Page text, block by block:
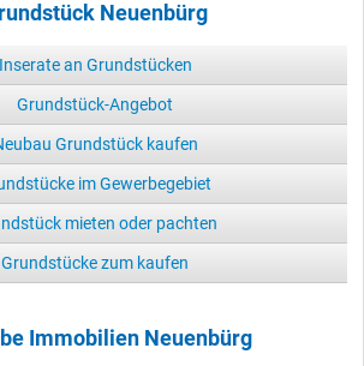
Neuenbürg
Inserate an Grundstücken
Grundstück-Angebot
Grundstück kaufen
im Gewerbegebiet
mieten oder pachten
Grundstücke zum kaufen
Immobilien Neuenbürg